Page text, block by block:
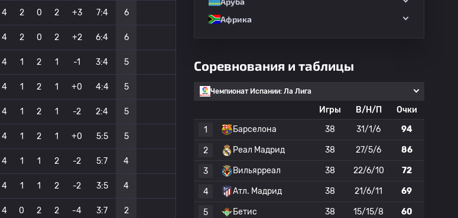
4 2 0 2 +3 7:4 6
4 2 0 2 +2 6:4 6
4 1 2 1 -1 3:4 5
4 1 2 1 +0 4:4 5
4 1 2 1 -2 2:4 5
4 1 2 1 +0 5:5 5
4 1 1 2 -2 5:7 4
4 1 1 2 -2 3:5 4
4 0 2 2 -4 3:7 2
Африка
Соревнования и таблицы
Чемпионат Испании: Ла Лига
Игры В/Н/П
Очки
1
Барселона 38 31/1/6 94
2 Реал Мадрид 38 27/5/6 86
3 Вильярреал 38 22/6/10 72
4 Атл. Мадрид 38 21/6/11 69
5 Бетис 38 15/15/8 60